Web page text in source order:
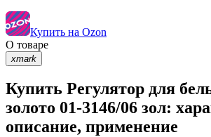
Купить на Ozon
О товаре
xmark
Купить Регулятор для
золото 01-3146/06 зол:
описание, применение